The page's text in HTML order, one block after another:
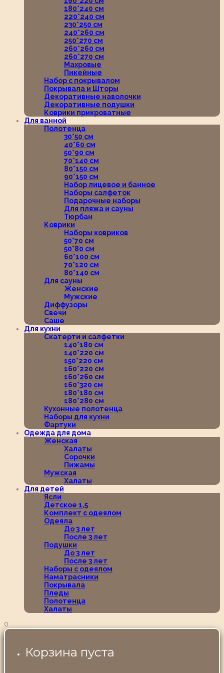
180*240 см
220*240 см
230*250 см
240*260 см
250*270 см
260*260 см
260*270 см
Махровые
Пикейные
Набор с покрывалом
Покрывала и Шторы
Декоративные наволочки
Декоративные подушки
Коврики прикроватные
Для ванной
Полотенца
30*50 см
40*60 см
50*90 см
70*140 см
80*150 см
90*150 см
Набор лицевое и банное
Наборы салфеток
Подарочные наборы
Для пляжа и сауны
Тюрбан
Коврики
Наборы ковриков
50*70 см
50*80 см
60*100 см
70*120 см
80*140 см
Для сауны
Женские
Мужские
Диффузоры
Свечи
Саше
Для кухни
Скатерти и салфетки
140*180 см
140*220 см
150*220 см
160*220 см
160*260 см
160*320 см
180*180 см
180*280 см
Кухонные полотенца
Наборы для кухни
Фартуки
Одежда для дома
Женская
Халаты
Сорочки
Пижамы
Мужская
Халаты
Для детей
Ясли
Детское 1,5
Комплект с одеялом
Одеяла
До 3 лет
После 3 лет
Подушки
До 3 лет
После 3 лет
Наборы с одеялом
Наматрасники
Покрывала
Пледы
Полотенца
Халаты
0
Корзина пуста